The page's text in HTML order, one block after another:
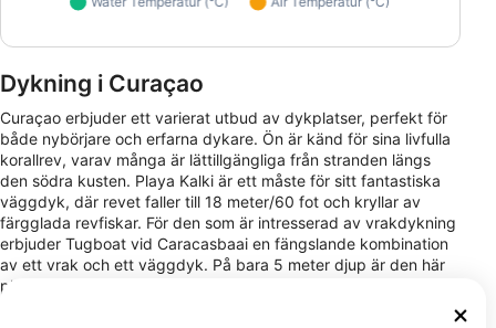
Dykning i Curaçao
Curaçao erbjuder ett varierat utbud av dykplatser, perfekt för
både nybörjare och erfarna dykare. Ön är känd för sina livfulla
korallrev, varav många är lättillgängliga från stranden längs
den södra kusten. Playa Kalki är ett måste för sitt fantastiska
väggdyk, där revet faller till 18 meter/60 fot och kryllar av
färgglada revfiskar. För den som är intresserad av vrakdykning
erbjuder Tugboat vid Caracasbaai en fängslande kombination
av ett vrak och ett väggdyk. På bara 5 meter djup är den här
platsen idealisk för att utforska rörsvampar, muränor och